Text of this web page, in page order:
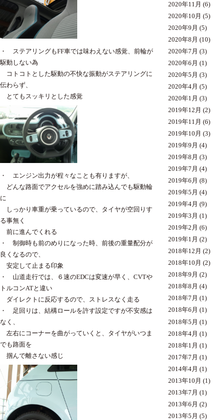
・ ステアリングもFF車では味わえない感覚、前輪が
駆動しない為
コトコトとした駆動の不快な振動がステアリングに
伝わらず、
とてもスッキリとした感覚
・ エンジン出力が程々なことも有りますが、
どんな路面でアクセルを強めに踏み込んでも駆動輪
に
しっかり車重が乗っているので、タイヤが空回りす
る事無く
前に進んでくれる
・ 制御時も前のめりになった時、前後の重量配分が
良くなるので、
安定して止まる印象
・ 山道走行では、６速のEDCは変速が早く、CVTや
トルコンATと違い
ダイレクトに反応するので、ストレスなく走る
・ 足回りは、結構ロールを許す設定ですが不安感は
なく、
左右にコーナーを曲がっていくと、タイヤがいつま
でも路面を
掴んで離さない感じ
2020年11月 (6)
2020年10月 (5)
2020年9月 (5)
2020年8月 (10)
2020年7月 (3)
2020年6月 (1)
2020年5月 (3)
2020年4月 (5)
2020年1月 (3)
2019年12月 (2)
2019年11月 (6)
2019年10月 (3)
2019年9月 (4)
2019年8月 (3)
2019年7月 (4)
2019年6月 (8)
2019年5月 (4)
2019年4月 (9)
2019年3月 (1)
2019年2月 (6)
2019年1月 (2)
2018年12月 (2)
2018年10月 (2)
2018年9月 (2)
2018年8月 (4)
2018年7月 (1)
2018年6月 (1)
2018年5月 (1)
2018年4月 (1)
2018年1月 (1)
2017年7月 (1)
2014年4月 (1)
2013年10月 (1)
2013年7月 (1)
2013年6月 (2)
2013年5月 (5)